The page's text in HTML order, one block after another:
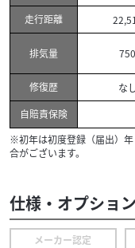
走行距離
排気量 750
修復歴
な
自賠責保険
※初年は初度登録（届出）
合がございます。
仕様・オプショ
メーカー認定